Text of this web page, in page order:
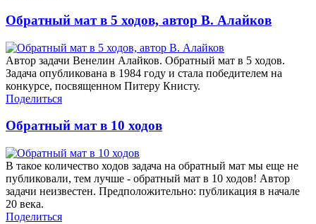
Обратный мат в 5 ходов, автор В. Алайков
Автор задачи Венелин Алайков. Обратный мат в 5 ходов.
Задача опубликована в 1984 году и стала победителем на
конкурсе, посвященном Питеру Книсту.
Поделиться
Обратный мат в 10 ходов
В такое количество ходов задача на обратный мат мы еще не
публиковали, тем лучше - обратный мат в 10 ходов! Автор
задачи неизвестен. Предположительно: публикация в начале
20 века.
Поделиться